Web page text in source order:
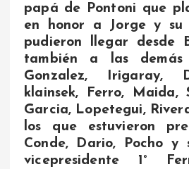
papá de Pontoni que
en honor a Jorge y
pudieron llegar desde
también a las demás
Gonzalez, Irigaray,
klainsek, Ferro, Maida,
Garcia, Lopetegui,
los que estuvieron
Conde, Dario, Pocho y
vicepresidente 1°